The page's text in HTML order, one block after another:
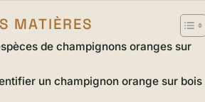
MATIÈRES
de champignons oranges sur
un champignon orange sur bois